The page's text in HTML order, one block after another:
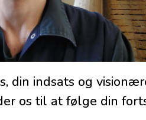
din indsats og
os til at følge din